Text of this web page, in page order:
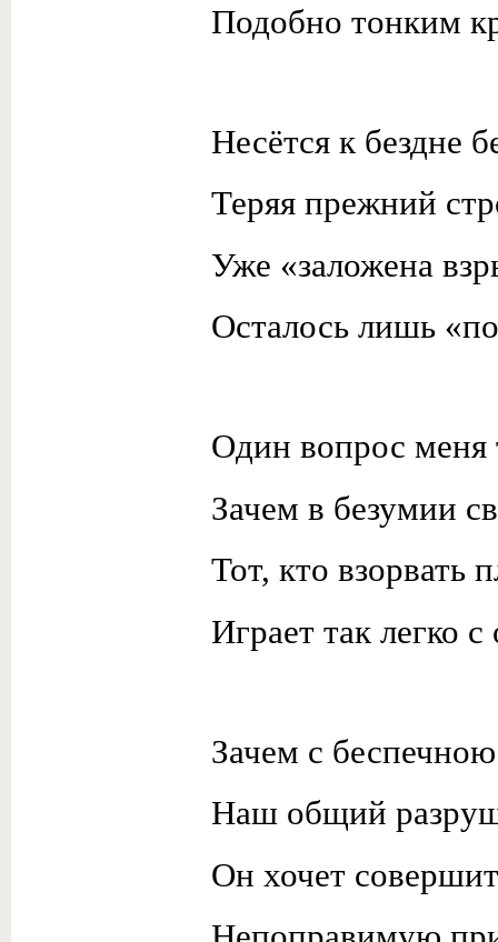
Подобно тонким
Несётся к бездне
Теряя прежний
Уже «заложена
Осталось лишь
Один вопрос меня
Зачем в безумии
Тот, кто взорвать
Играет так легко с
Зачем с
Наш общий
Он хочет